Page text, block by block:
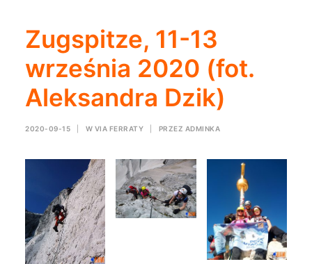
Zugspitze, 11-13
września 2020 (fot.
Aleksandra Dzik)
2020-09-15 W VIA FERRATY PRZEZ ADMINKA